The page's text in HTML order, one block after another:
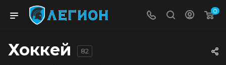
0
Хоккей 82